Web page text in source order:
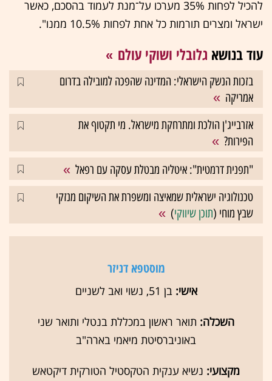
להכיל לפחות 35% מערכו על־מנת לעמוד בהסכם, כאשר
ישראל ומצרים תורמות כל אחת לפחות 10.5% ממנו".
עוד בנושא גלובלי ושוקי עולם
בזכות הנשק הישראלי: המדינה שהפכה למובילה בדרום
אמריקה
אזרבייג'ן הולכת ומתרחקת מישראל. מי תקטוף את
הפירות?
"תפנית דרמטית": איטליה מבטלת עסקה עם רפאל
טכנולוגיה ישראלית שמאיצה ומשפרת את השיקום מנזקי
שבץ מוחי (תוכן שיווקי)
מוסטפא דניזר
אישי:בן 51, נשוי ואב לשניים
השכלה: תואר ראשון במכללת בנטלי ותואר שני
באוניברסיטת מיאמי בארה"ב
מקצועי: נשיא ענקית הטקסטיל הטורקית דיקטאש